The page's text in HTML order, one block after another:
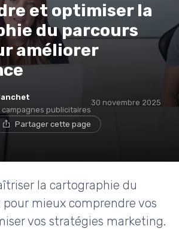
et optimiser la
du parcours
améliorer
publicitaires
30 novembre 2025
Partager cette page
la cartographie du
mieux comprendre vos
vos stratégies marketing.